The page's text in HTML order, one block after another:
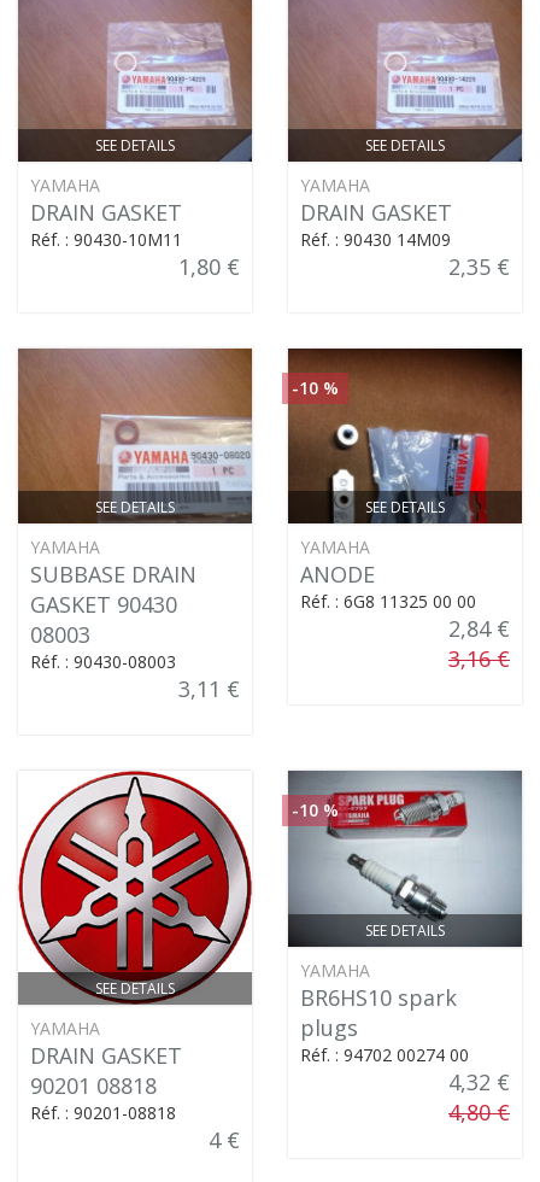
SEE DETAILS
YAMAHA
DRAIN GASKET
Réf. : 90430-10M11
1,80 €
SEE DETAILS
YAMAHA
DRAIN GASKET
Réf. : 90430 14M09
2,35 €
SEE DETAILS
YAMAHA
SUBBASE DRAIN
GASKET 90430
08003
Réf. : 90430-08003
3,11 €
SEE DETAILS
-10 %
YAMAHA
ANODE
Réf. : 6G8 11325 00 00
2,84 €
3,16 €
SEE DETAILS
YAMAHA
DRAIN GASKET
90201 08818
Réf. : 90201-08818
4 €
SEE DETAILS
-10 %
YAMAHA
BR6HS10 spark
plugs
Réf. : 94702 00274 00
4,32 €
4,80 €